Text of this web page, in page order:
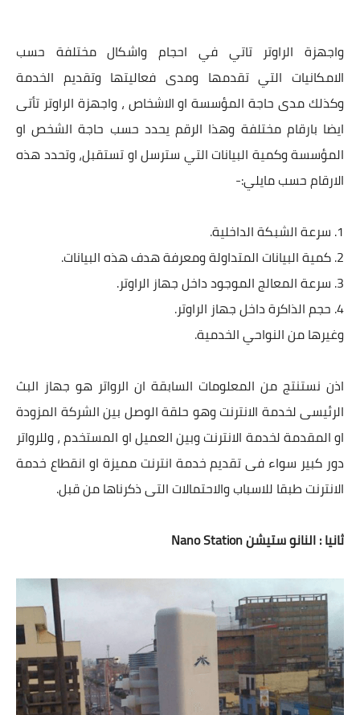
واجهزة الراوتر تاتي في احجام واشكال مختلفة حسب
الامكانيات التي تقدمها ومدى فعاليتها وتقديم الخدمة
وكذلك مدى حاجة المؤسسة او الاشخاص ، واجهزة الراوتر تأتى
ايضا بارقام مختلفة وهذا الرقم يحدد حسب حاجة الشخص او
المؤسسة وكمية البيانات التي سترسل او تستقبل، وتحدد هذه
الارقام حسب مايلي:-
1. سرعة الشبكة الداخلية.
2. كمية البيانات المتداولة ومعرفة هدف هذه البيانات.
3. سرعة المعالج الموجود داخل جهاز الراوتر.
4. حجم الذاكرة داخل جهاز الراوتر.
وغيرها من النواحي الخدمية.
اذن نستنتج من المعلومات السابقة ان الرواتر هو جهاز البث
الرئيسى لخدمة الانترنت وهو حلقة الوصل بين الشركة المزودة
او المقدمة لخدمة الانترنت وبين العميل او المستخدم ، وللرواتر
دور كبير سواء فى تقديم خدمة انترنت مميزة او انقطاع خدمة
الانترنت طبقا للاسباب والاحتمالات التى ذكرناها من قبل.
ثانيا : النانو ستيشن Nano Station